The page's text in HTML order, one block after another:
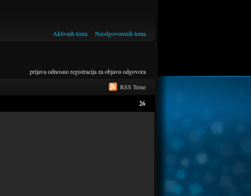
Aktivnih tema Neodgovorenih tema
prijavaodnosnoregistracijaza objavu odgovora
RSS Teme
26